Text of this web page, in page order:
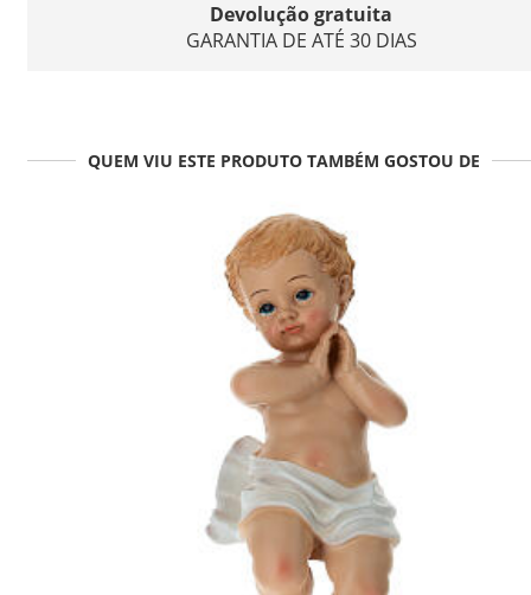
Devolução gratuita
GARANTIA DE ATÉ 30 DIAS
QUEM VIU ESTE PRODUTO TAMBÉM GOSTOU DE